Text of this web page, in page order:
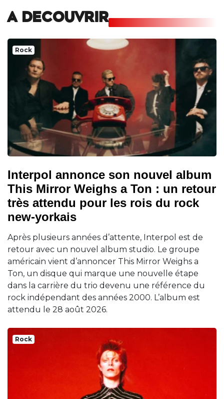
A DECOUVRIR
Rock
Interpol annonce son nouvel album
This Mirror Weighs a Ton : un retour
très attendu pour les rois du rock
new-yorkais
Après plusieurs années d’attente, Interpol est de
retour avec un nouvel album studio. Le groupe
américain vient d’annoncer This Mirror Weighs a
Ton, un disque qui marque une nouvelle étape
dans la carrière du trio devenu une référence du
rock indépendant des années 2000. L’album est
attendu le 28 août 2026.
Rock